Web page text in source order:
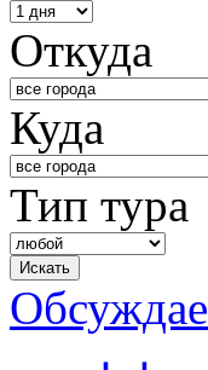
Откуда
Куда
Тип тура